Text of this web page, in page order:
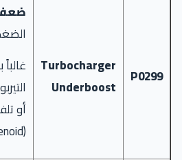
P0299
Turbocharger
Underboost
أو
(Wastegate Solenoid).